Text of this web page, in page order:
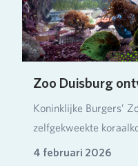
Zoo Duisburg
Koninklijke Burgers’
zelfgekweekte
4 februari 2026